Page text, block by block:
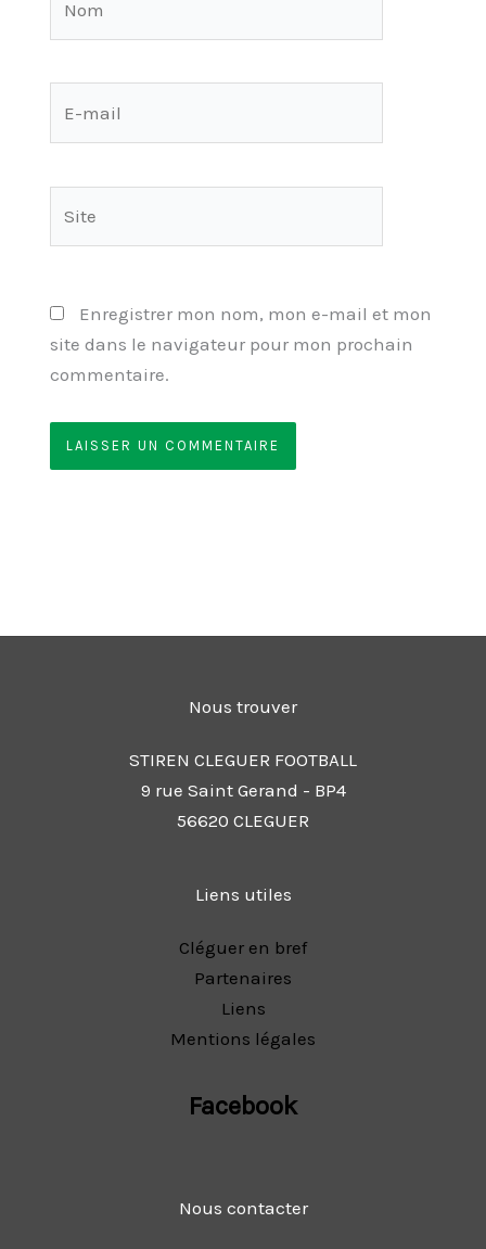
Enregistrer mon nom, mon e-mail et mon
site dans le navigateur pour mon prochain
commentaire.
Nous trouver
STIREN CLEGUER FOOTBALL
9 rue Saint Gerand - BP4
56620 CLEGUER
Liens utiles
Cléguer en bref
Partenaires
Liens
Mentions légales
Facebook
Nous contacter